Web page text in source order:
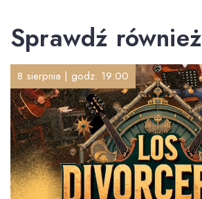
Sprawdź również
8 sierpnia | godz. 19:00